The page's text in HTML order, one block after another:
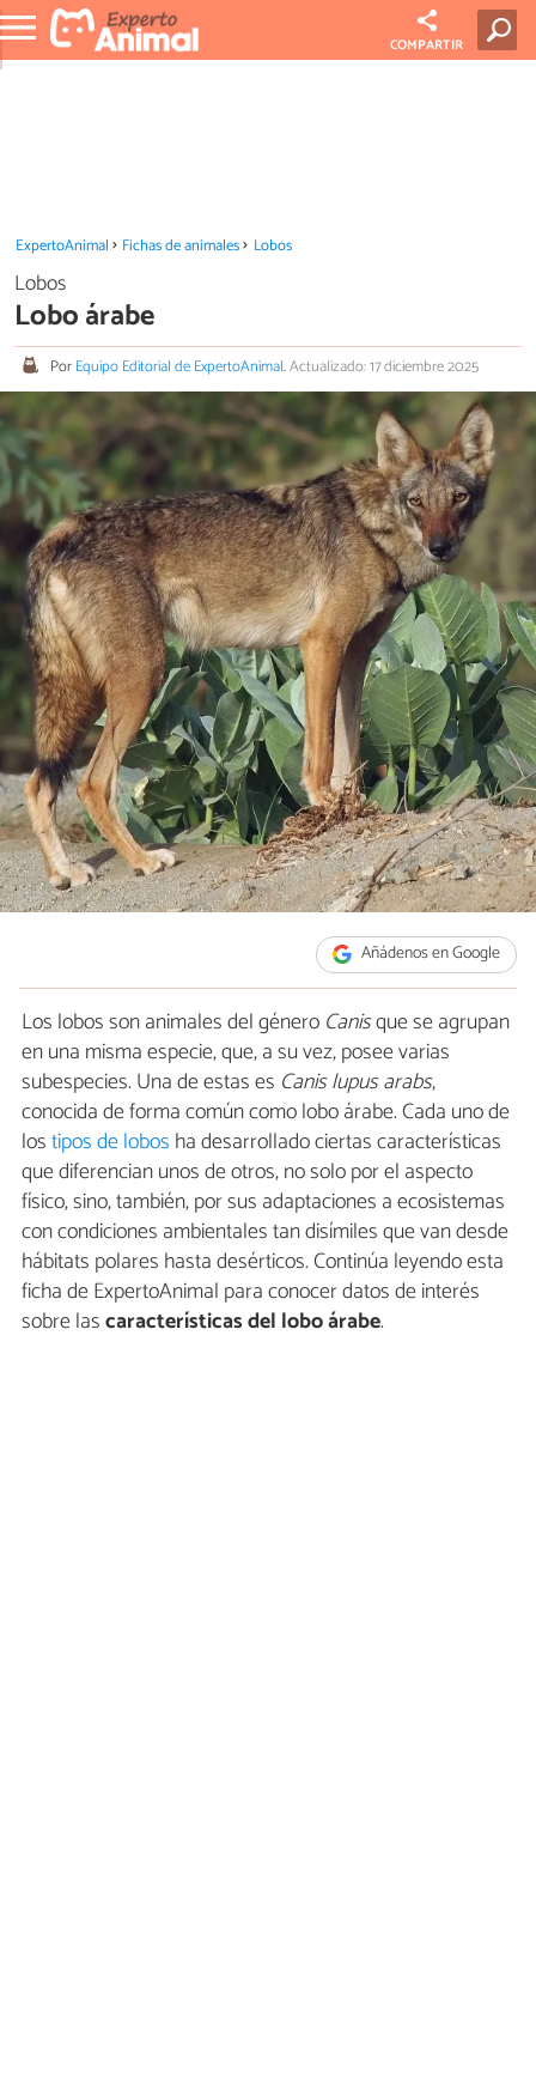
COMPARTIR
ExpertoAnimal Fichas de animales Lobos
Lobos
Lobo árabe
PorEquipo Editorial de ExpertoAnimal.Actualizado: 17 diciembre 2025
Añádenos en Google
Los lobos son animales del género Canisque se agrupan
en una misma especie, que, a su vez, posee varias
subespecies. Una de estas es Canis lupus arabs,
conocida de forma común como lobo árabe. Cada uno de
lostipos de lobos ha desarrollado ciertas características
que diferencian unos de otros, no solo por el aspecto
físico, sino, también, por sus adaptaciones a ecosistemas
con condiciones ambientales tan disímiles que van desde
hábitats polares hasta desérticos. Continúa leyendo esta
ficha de ExpertoAnimal para conocer datos de interés
sobre lascaracterísticas del lobo árabe.